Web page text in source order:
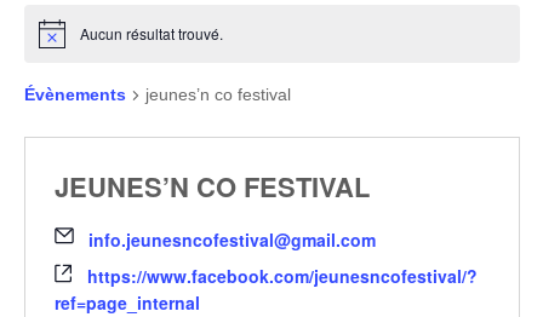
Aucun résultat trouvé.
Évènements jeunes’n co festival
JEUNES’N CO FESTIVAL
info.jeunesncofestival@gmail.com
https://www.facebook.com/jeunesncofestival/?
ref=page_internal